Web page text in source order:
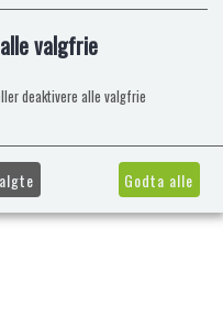
valgfrie
deaktivere alle valgfrie
Godta alle